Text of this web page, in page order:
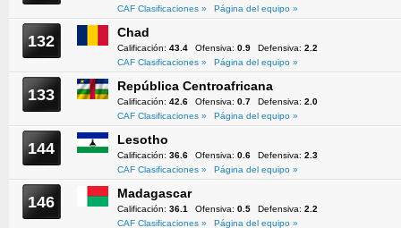
CAF Clasificaciones »
Página del equipo »
132 Chad
Calificación: 43.4 Ofensiva: 0.9 Defensiva: 2.2
CAF Clasificaciones »
Página del equipo »
133 República Centroafricana
Calificación: 42.6 Ofensiva: 0.7 Defensiva: 2.0
CAF Clasificaciones »
Página del equipo »
144 Lesotho
Calificación: 36.6 Ofensiva: 0.6 Defensiva: 2.3
CAF Clasificaciones »
Página del equipo »
146 Madagascar
Calificación: 36.1 Ofensiva: 0.5 Defensiva: 2.2
CAF Clasificaciones »
Página del equipo »